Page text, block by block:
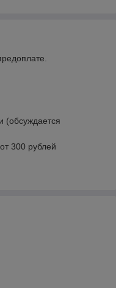
(обсуждается
300 рублей